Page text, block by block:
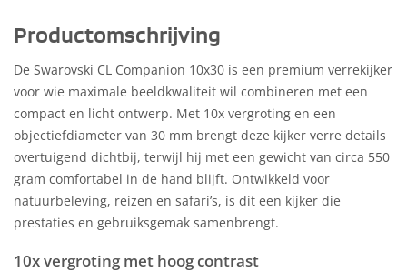
Productomschrijving
De Swarovski CL Companion 10x30 is een premium verrekijker
voor wie maximale beeldkwaliteit wil combineren met een
compact en licht ontwerp. Met 10x vergroting en een
objectiefdiameter van 30 mm brengt deze kijker verre details
overtuigend dichtbij, terwijl hij met een gewicht van circa 550
gram comfortabel in de hand blijft. Ontwikkeld voor
natuurbeleving, reizen en safari’s, is dit een kijker die
prestaties en gebruiksgemak samenbrengt.
10x vergroting met hoog contrast